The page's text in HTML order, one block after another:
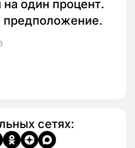
на один процент.
предположение.
сетях: